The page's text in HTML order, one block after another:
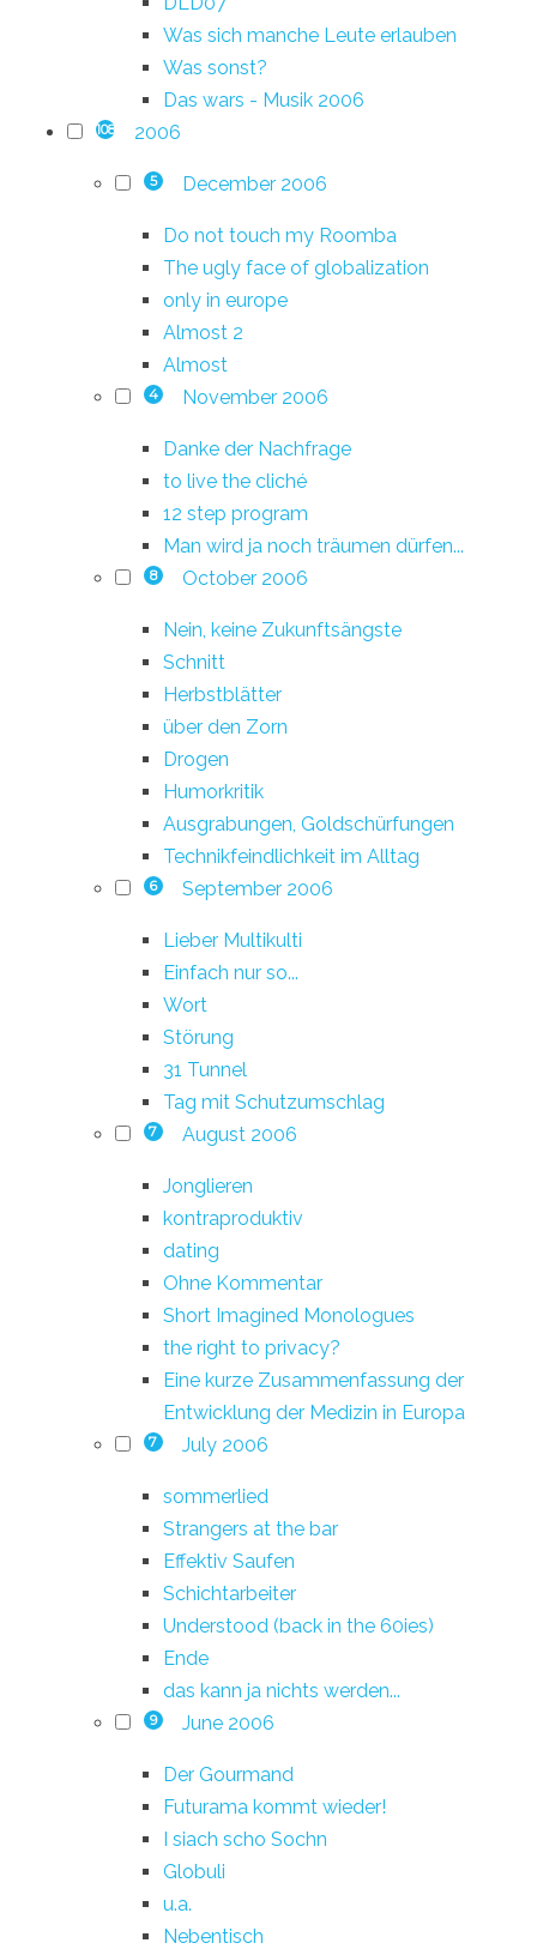
Was sich manche Leute erlauben
Was sonst?
Das wars - Musik 2006
108 2006
5 December 2006
Do not touch my Roomba
The ugly face of globalization
only in europe
Almost 2
Almost
4 November 2006
Danke der Nachfrage
to live the cliché
12 step program
Man wird ja noch träumen dürfen...
8 October 2006
Nein, keine Zukunftsängste
Schnitt
Herbstblätter
über den Zorn
Drogen
Humorkritik
Ausgrabungen, Goldschürfungen
Technikfeindlichkeit im Alltag
6 September 2006
Lieber Multikulti
Einfach nur so...
Wort
Störung
31 Tunnel
Tag mit Schutzumschlag
7 August 2006
Jonglieren
kontraproduktiv
dating
Ohne Kommentar
Short Imagined Monologues
the right to privacy?
Eine kurze Zusammenfassung der
Entwicklung der Medizin in Europa
7 July 2006
sommerlied
Strangers at the bar
Effektiv Saufen
Schichtarbeiter
Understood (back in the 60ies)
Ende
das kann ja nichts werden...
9 June 2006
Der Gourmand
Futurama kommt wieder!
I siach scho Sochn
Globuli
u.a.
Nebentisch